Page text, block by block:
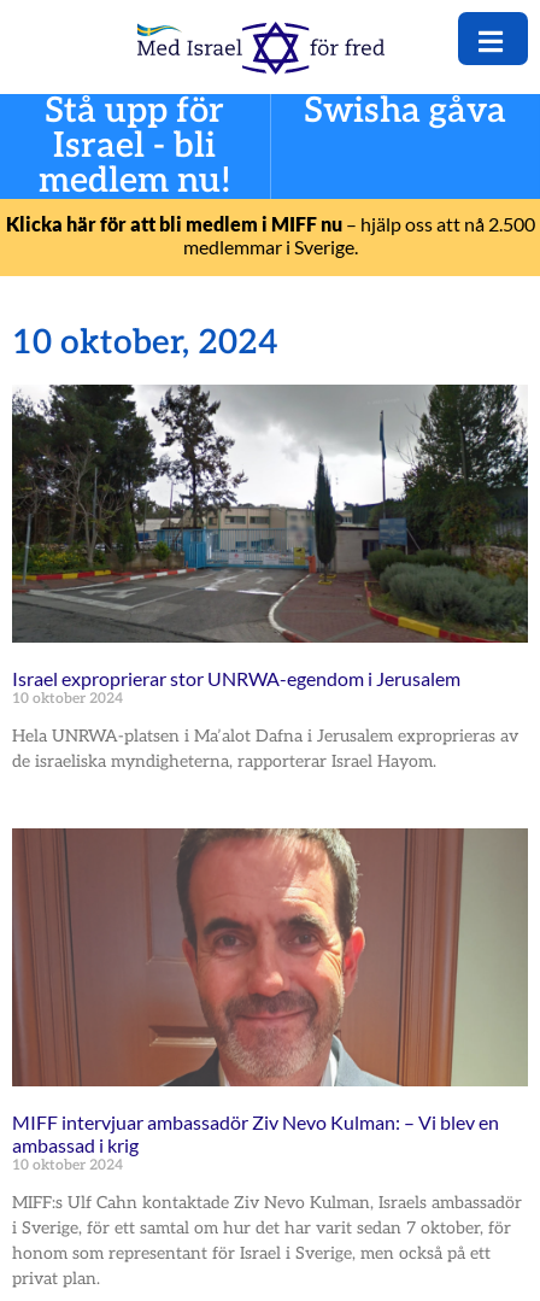
Stå upp för
Israel - bli
medlem nu!
Swisha gåva
Klicka här för att bli medlem i MIFF nu– hjälp oss att nå 2.500
medlemmar i Sverige.
10 oktober, 2024
Israel exproprierar stor UNRWA-egendom i Jerusalem
10 oktober 2024
Hela UNRWA-platsen i Ma’alot Dafna i Jerusalem exproprieras av
de israeliska myndigheterna, rapporterar Israel Hayom.
MIFF intervjuar ambassadör Ziv Nevo Kulman: – Vi blev en
ambassad i krig
10 oktober 2024
MIFF:s Ulf Cahn kontaktade Ziv Nevo Kulman, Israels ambassadör
i Sverige, för ett samtal om hur det har varit sedan 7 oktober, för
honom som representant för Israel i Sverige, men också på ett
privat plan.